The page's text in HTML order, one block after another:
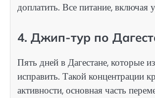
доплатить. Все питание,
4. Джип-тур по
Пять дней в Дагестане, которые
исправить. Такой концентрации
активности, основная часть